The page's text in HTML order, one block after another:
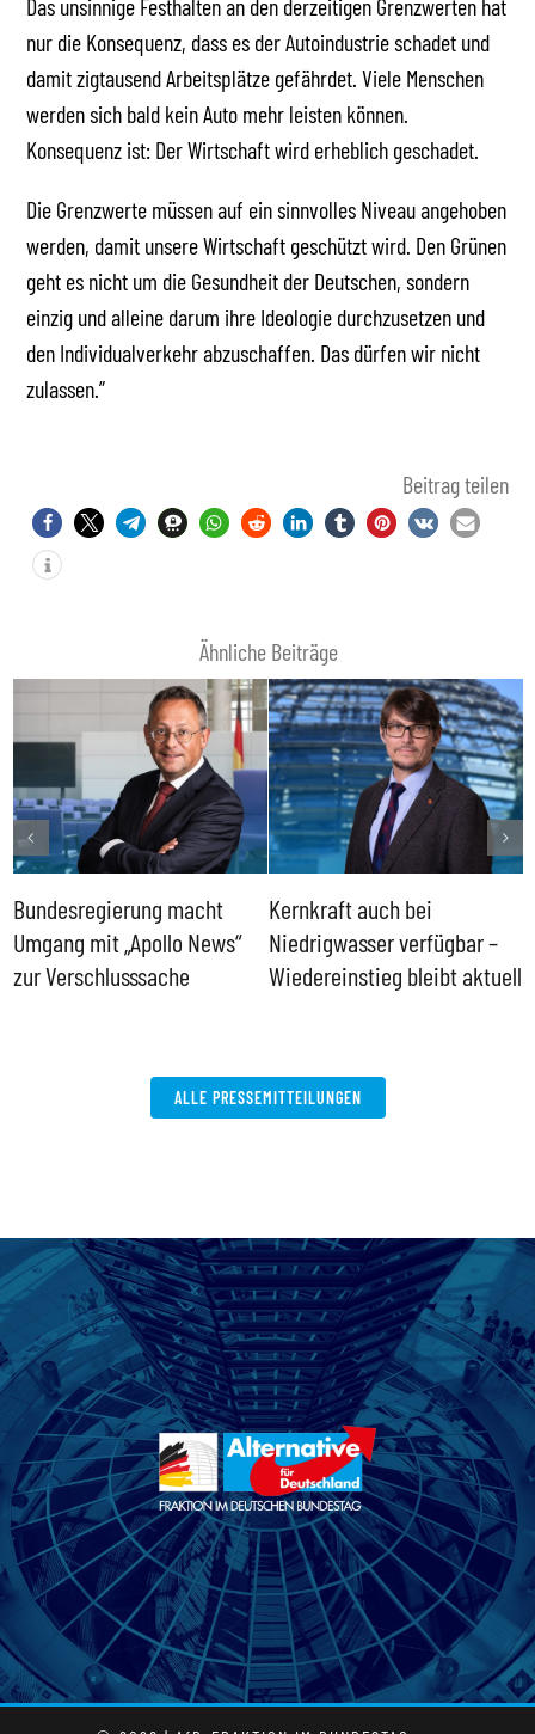
Das unsinnige Festhalten an den derzeitigen Grenzwerten hat
nur die Konsequenz, dass es der Autoindustrie schadet und
damit zigtausend Arbeitsplätze gefährdet. Viele Menschen
werden sich bald kein Auto mehr leisten können.
Konsequenz ist: Der Wirtschaft wird erheblich geschadet.
Die Grenzwerte müssen auf ein sinnvolles Niveau angehoben
werden, damit unsere Wirtschaft geschützt wird. Den Grünen
geht es nicht um die Gesundheit der Deutschen, sondern
einzig und alleine darum ihre Ideologie durchzusetzen und
den Individualverkehr abzuschaffen. Das dürfen wir nicht
zulassen.”
Beitrag teilen
Ähnliche Beiträge
Bundesregierung macht
Umgang mit „Apollo News“
zur Verschlusssache
Kernkraft auch bei
Niedrigwasser verfügbar –
Wiedereinstieg bleibt aktuell
ALLE PRESSEMITTEILUNGEN